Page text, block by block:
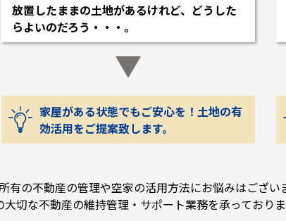
放置したままの土地があるけれど、どうした
らよいのだろう・・・。
家屋がある状態でもご安心を！土地の有
効活用をご提案致します。
有の不動産の管理や空家の活用方法にお悩みはござい
切な不動産の維持管理・サポート業務を承っており